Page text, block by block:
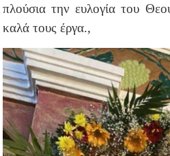
πλούσια την ευλογία του
καλά τους έργα.,